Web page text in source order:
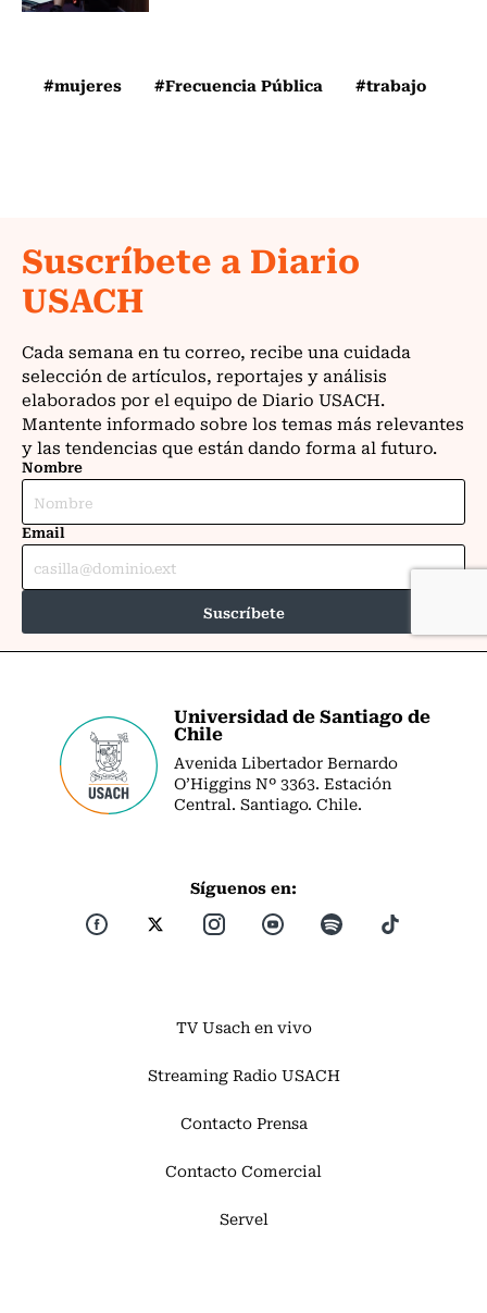
#mujeres #Frecuencia Pública #trabajo
Universidad de Santiago de
Chile
Avenida Libertador Bernardo
O’Higgins Nº 3363. Estación
Central. Santiago. Chile.
Síguenos en:
TV Usach en vivo
Streaming Radio USACH
Contacto Prensa
Contacto Comercial
Servel